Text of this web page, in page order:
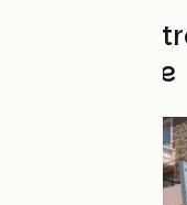
Trouvez
cette étape